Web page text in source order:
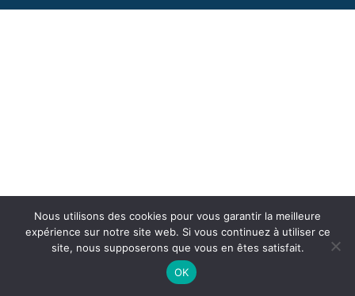
Nous utilisons des cookies pour vous garantir la meilleure
expérience sur notre site web. Si vous continuez à utiliser ce
site, nous supposerons que vous en êtes satisfait.
OK